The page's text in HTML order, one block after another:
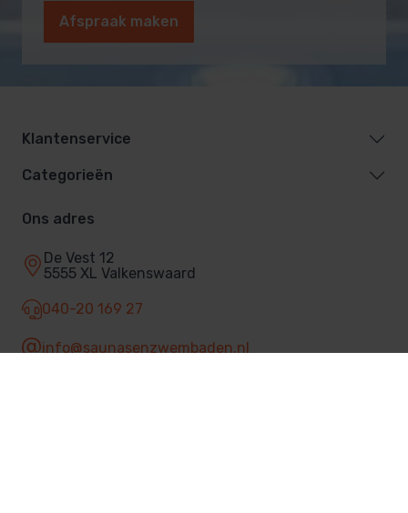
Afspraak maken
Klantenservice
Categorieën
Ons adres
De Vest 12
5555 XL Valkenswaard
040-20 169 27
info@saunasenzwembaden.nl